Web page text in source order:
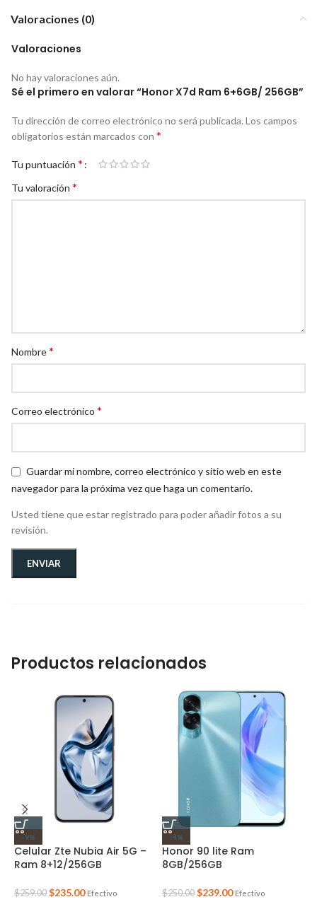
Valoraciones (0)
Valoraciones
No hay valoraciones aún.
Sé el primero en valorar “Honor X7d Ram 6+6GB/ 256GB”
Tu dirección de correo electrónico no será publicada. Los campos
obligatorios están marcados con *
Tu puntuación *
Tu valoración *
Nombre*
Correo electrónico *
Guardar mi nombre, correo electrónico y sitio web en este
navegador para la próxima vez que haga un comentario.
Usted tiene que estar registrado para poder añadir fotos a su
revisión.
Productos relacionados
-9%
Celular Zte Nubia Air 5G –
Ram 8+12/256GB
$259.00 $235.00 Efectivo
-4%
Honor 90 lite Ram
8GB/256GB
$250.00 $239.00 Efectivo